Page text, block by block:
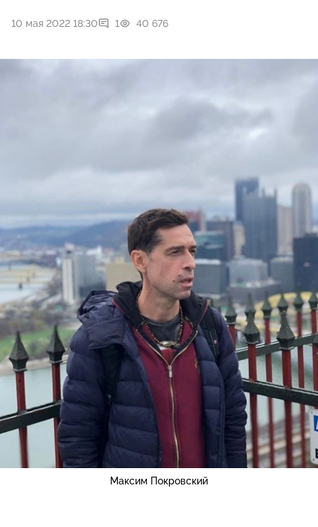
10 мая 2022 18:30 1 40 676
Максим Покровский